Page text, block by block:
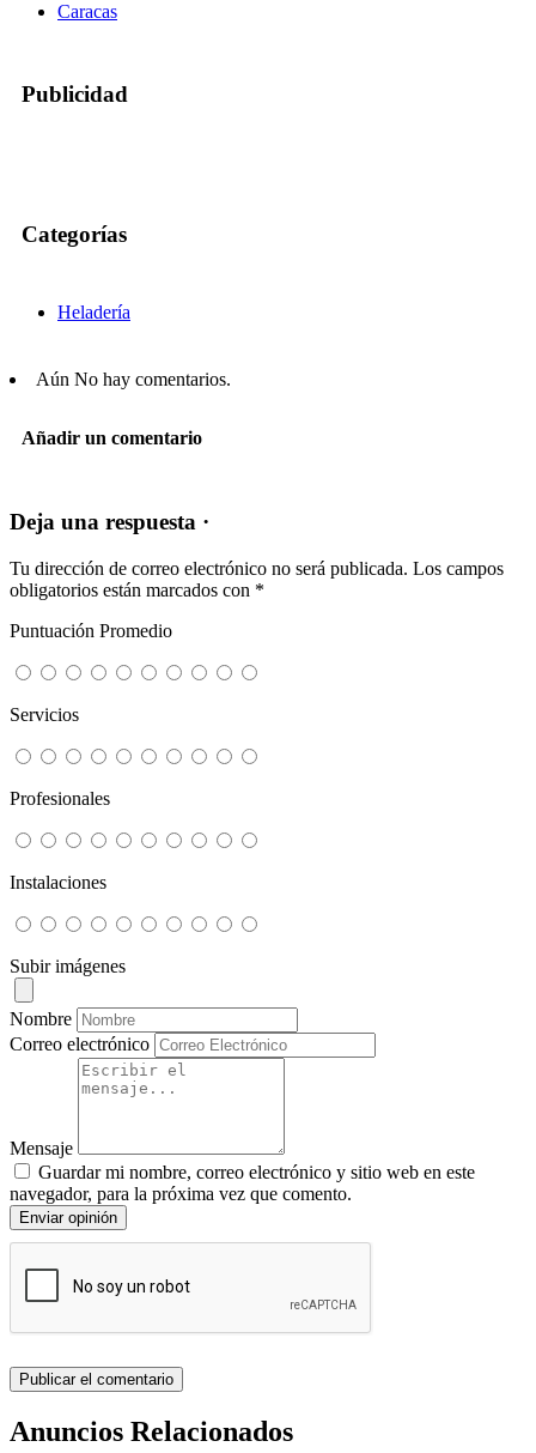
Caracas
Publicidad
Categorías
Heladería
Aún No hay comentarios.
Añadir un comentario
Deja una respuesta ·
Tu dirección de correo electrónico no será publicada. Los campos
obligatorios están marcados con *
Puntuación Promedio
Servicios
Profesionales
Instalaciones
Subir imágenes
Nombre
Correo electrónico
Mensaje
Guardar mi nombre, correo electrónico y sitio web en este
navegador, para la próxima vez que comento.
Enviar opinión
Anuncios Relacionados